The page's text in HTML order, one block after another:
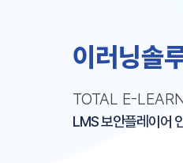
이러닝솔
TOTAL E-
LMS 보안플레이어